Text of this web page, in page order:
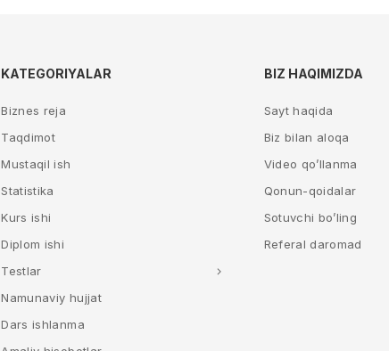
KATEGORIYALAR
Biznes reja
Taqdimot
Mustaqil ish
Statistika
Kurs ishi
Diplom ishi
Testlar
Namunaviy hujjat
Dars ishlanma
BIZ HAQIMIZDA
Sayt haqida
Biz bilan aloqa
Video qo’llanma
Qonun-qoidalar
Sotuvchi bo’ling
Referal daromad